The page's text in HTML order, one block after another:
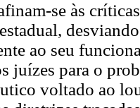
se às
ao seu
juízes para o
voltado ao